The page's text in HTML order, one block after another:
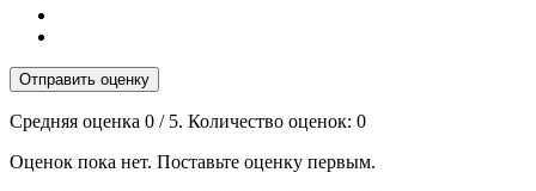
Отправить оценку
Средняя оценка 0 / 5. Количество оценок: 0
Оценок пока нет. Поставьте оценку первым.